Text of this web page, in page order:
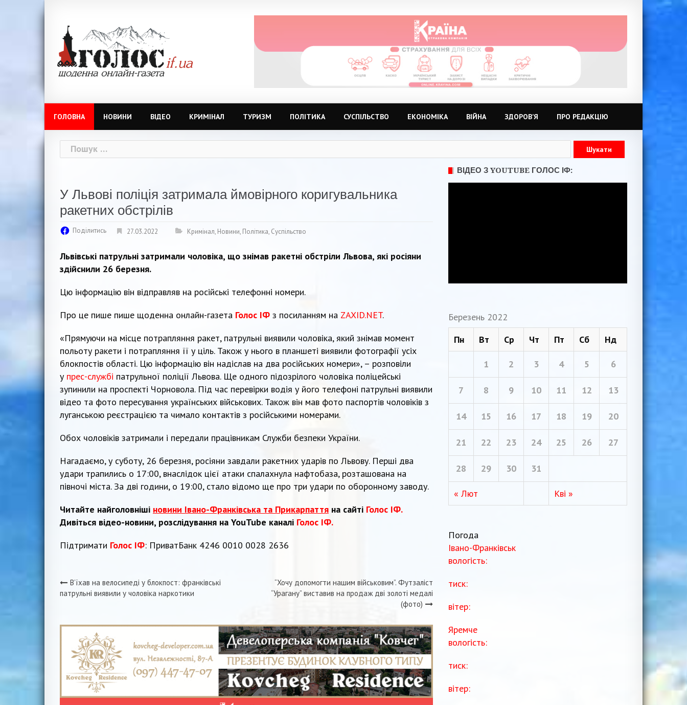
ГОЛОВНА НОВИНИ ВІДЕО КРИМІНАЛ ТУРИЗМ ПОЛІТИКА СУСПІЛЬСТВО ЕКОНОМІКА ВІЙНА ЗДОРОВ’Я ПРО РЕДАКЦІЮ
Пошук:
У Львові поліція затримала ймовірного коригувальника
ракетних обстрілів
Поділитись 27.03.2022 Кримінал, Новини, Політика, Суспільство
Львівські патрульні затримали чоловіка, що знімав ракетні обстріли Львова, які росіяни
здійснили 26 березня.
Цю інформацію він відправляв на російські телефонні номери.
Про це пише пише щоденна онлайн-газета Голос ІФ з посиланням на ZAXID.NET.
«Прямуючи на місце потрапляння ракет, патрульні виявили чоловіка, який знімав момент
польоту ракети і потрапляння її у ціль. Також у нього в планшеті виявили фотографії усіх
блокпостів області. Цю інформацію він надіслав на два російських номери», – розповіли
у прес-службі патрульної поліції Львова. Ще одного підозрілого чоловіка поліцейські
зупинили на проспекті Чорновола. Під час перевірки водія у його телефоні патрульні виявили
відео та фото пересування українських військових. Також він мав фото паспортів чоловіків з
луганською реєстрацією та чимало контактів з російськими номерами.
Обох чоловіків затримали і передали працівникам Служби безпеки України.
Нагадаємо, у суботу, 26 березня, росіяни завдали ракетних ударів по Львову. Перші два
удари трапились о 17:00, внаслідок цієї атаки спалахнула нафтобаза, розташована на
півночі міста. За дві години, о 19:00, стало відомо ще про три удари по оборонному заводу.
Читайте найголовніші новини Івано-Франківська та Прикарпаття на сайті Голос ІФ.
Дивіться відео-новини, розслідування на YouTube каналі Голос ІФ.
Підтримати Голос ІФ: ПриватБанк 4246 0010 0028 2636
Навігація
Вʼїхав на велосипеді у блокпост: франківські
патрульні виявили у чоловіка наркотики
“Хочу допомогти нашим військовим”. Футзаліст
“Урагану” виставив на продаж дві золоті медалі
(фото)
ВІДЕО З YOUTUBE ГОЛОС ІФ:
Березень 2022
Пн
Вт Ср Чт Пт Сб Нд
« Лют Кві »
1 2 3 4 5 6
7 8 9 10 11 12 13
14 15 16 17 18 19 20
21 22 23 24 25 26 27
28 29 30 31
Погода
Івано-Франківськ
вологість:
тиск:
вітер:
Яремче
вологість:
тиск:
вітер: